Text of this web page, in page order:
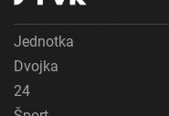
Jednotka
Dvojka
24